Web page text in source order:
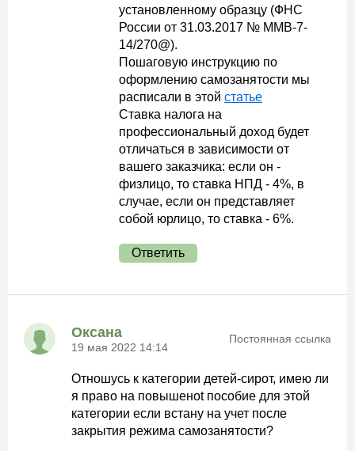
установленному образцу (ФНС
России от 31.03.2017 № ММВ-7-
14/270@).
Пошаговую инструкцию по
оформлению самозанятости мы
расписали в этой статье
Ставка налога на
профессиональный доход будет
отличаться в зависимости от
вашего заказчика: если он -
физлицо, то ставка НПД - 4%, в
случае, если он представляет
собой юрлицо, то ставка - 6%.
Ответить
Оксана
19 мая 2022 14:14
Постоянная ссылка
Отношусь к категории детей-сирот, имею ли
я право на повышеноt пособие для этой
категории если встану на учет после
закрытия режима самозанятости?